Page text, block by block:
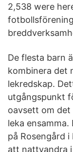
2,538 were
De flesta barn
kombinera det
lekredskap.
utgångspunkt
oavsett om det
leka
på Rosengård
att nattvandra